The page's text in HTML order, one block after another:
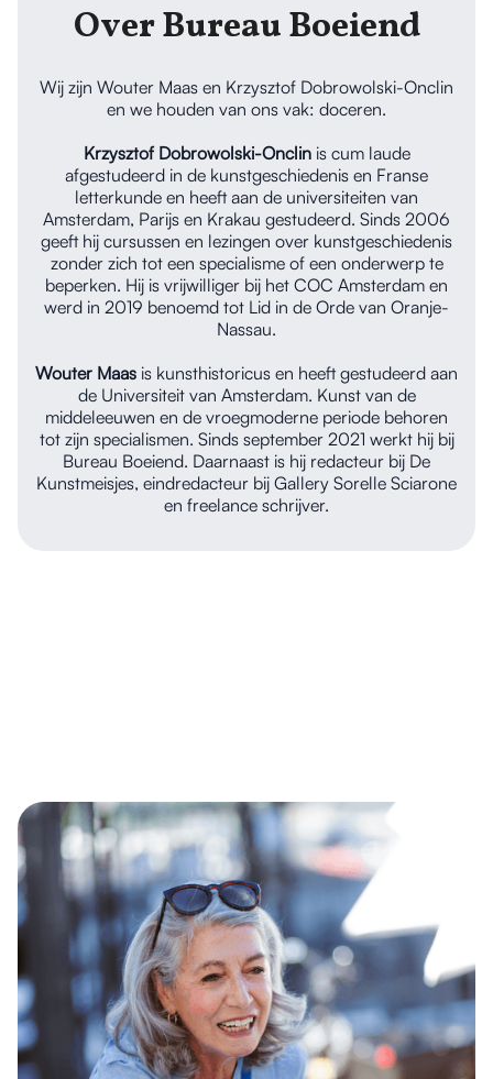
Over Bureau Boeiend
Wij zijn Wouter Maas en Krzysztof Dobrowolski-Onclin
en we houden van ons vak: doceren.
Krzysztof Dobrowolski-Onclinis cum laude
afgestudeerd in de kunstgeschiedenis en Franse
letterkunde en heeft aan de universiteiten van
Amsterdam, Parijs en Krakau gestudeerd. Sinds 2006
geeft hij cursussen en lezingen over kunstgeschiedenis
zonder zich tot een specialisme of een onderwerp te
beperken. Hij is vrijwilliger bij het COC Amsterdam en
werd in 2019 benoemd tot Lid in de Orde van Oranje-
Nassau.
Wouter Maas is kunsthistoricus en heeft gestudeerd aan
de Universiteit van Amsterdam. Kunst van de
middeleeuwen en de vroegmoderne periode behoren
tot zijn specialismen. Sinds september 2021 werkt hij bij
Bureau Boeiend. Daarnaast is hij redacteur bij De
Kunstmeisjes, eindredacteur bij Gallery Sorelle Sciarone
en freelance schrijver.